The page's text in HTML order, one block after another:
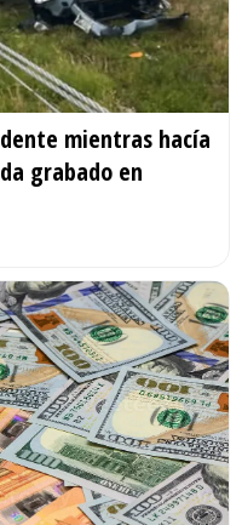
mientras hacía
grabado en